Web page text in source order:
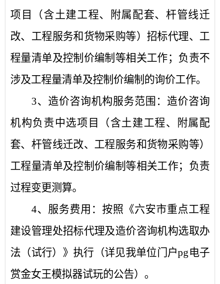
项目（含土建工程、附属配套、杆管线迁
改、工程服务和货物采购等）招标代理、工
程量清单及控制价编制等相关工作；负责不
涉及工程量清单及控制价编制的询价工作。
3、造价咨询机构服务范围： 造价咨询
机构负责中选项目（含土建工程、附属配
套、杆管线迁改、工程服务和货物采购等）
工程量清单及控制价编制等相关工作；负责
过程变更测算。
4、服务费用：按照《六安市重点工程
建设管理处招标代理及造价咨询机构选取办
法（试行）》执行（详见我单位门户pg电子
赏金女王模拟器试玩的公告）。